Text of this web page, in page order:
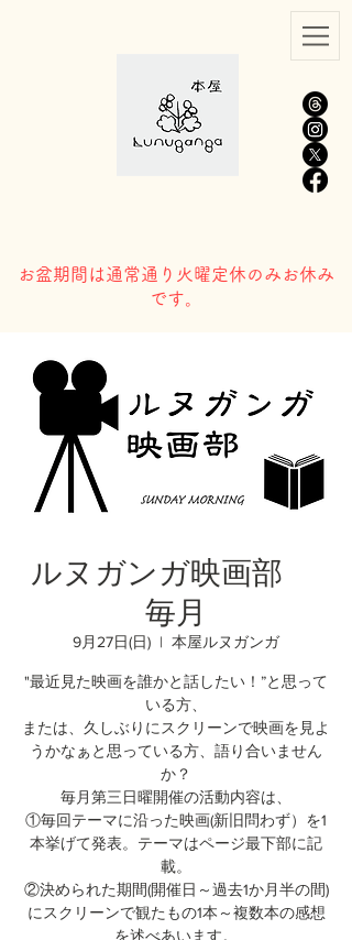
​お盆期間は通常通り火曜定休のみお休み
です。
ルヌガンガ映画部
毎月
9月27日(日)
  |
本屋ルヌガンガ
"最近見た映画を誰かと話したい！”と思って
いる方、
または、久しぶりにスクリーンで映画を見よ
うかなぁと思っている方、語り合いません
か？
毎月第三日曜開催の活動内容は、
①毎回テーマに沿った映画(新旧問わず）を1
本挙げて発表。テーマはページ最下部に記
載。
②決められた期間(開催日～過去1か月半の間)
にスクリーンで観たもの1本～複数本の感想
を述べあいます。